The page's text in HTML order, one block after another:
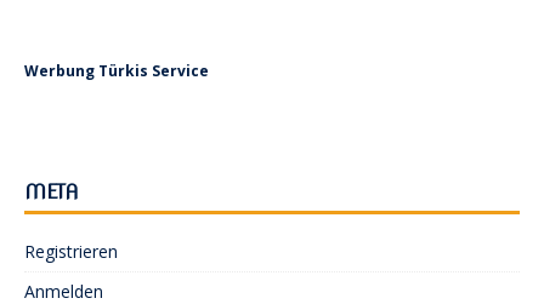
Werbung Türkis Service
META
Registrieren
Anmelden